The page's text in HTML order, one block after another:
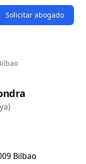
Solicitar abogado
Bilbao